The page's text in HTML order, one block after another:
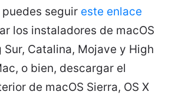
puedes seguir este enlace
los instaladores de macOS
Sur, Catalina, Mojave y High
o bien, descargar el
de macOS Sierra, OS X